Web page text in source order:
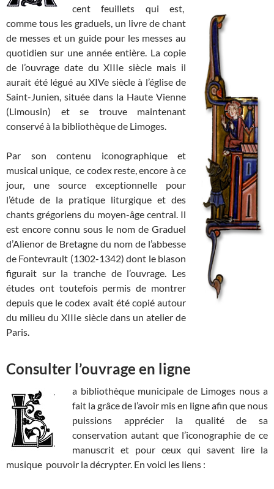
cent feuillets qui est,
comme tous les graduels, un livre de chant
de messes et un guide pour les messes au
quotidien sur une année entière. La copie
de l’ouvrage date du XIIIe siècle mais il
aurait été légué au XIVe siècle à l’église de
Saint-Junien, située dans la Haute Vienne
(Limousin) et se trouve maintenant
conservé à la bibliothèque de Limoges.
Par son contenu iconographique et
musical unique, ce codex reste, encore à ce
jour, une source exceptionnelle pour
l’étude de la pratique liturgique et des
chants grégoriens du moyen-âge central. Il
est encore connu sous le nom de Graduel
d’Alienor de Bretagne du nom de l’abbesse
de Fontevrault (1302-1342) dont le blason
figurait sur la tranche de l’ouvrage. Les
études ont toutefois permis de montrer
depuis que le codex avait été copié autour
du milieu du XIIIe siècle dans un atelier de
Paris.
Consulter l’ouvrage en ligne
a bibliothèque municipale de Limoges nous a
fait la grâce de l’avoir mis en ligne afin que nous
puissions apprécier la qualité de sa
conservation autant que l’iconographie de ce
manuscrit et pour ceux qui savent lire la
musique pouvoir la décrypter. En voici les liens :